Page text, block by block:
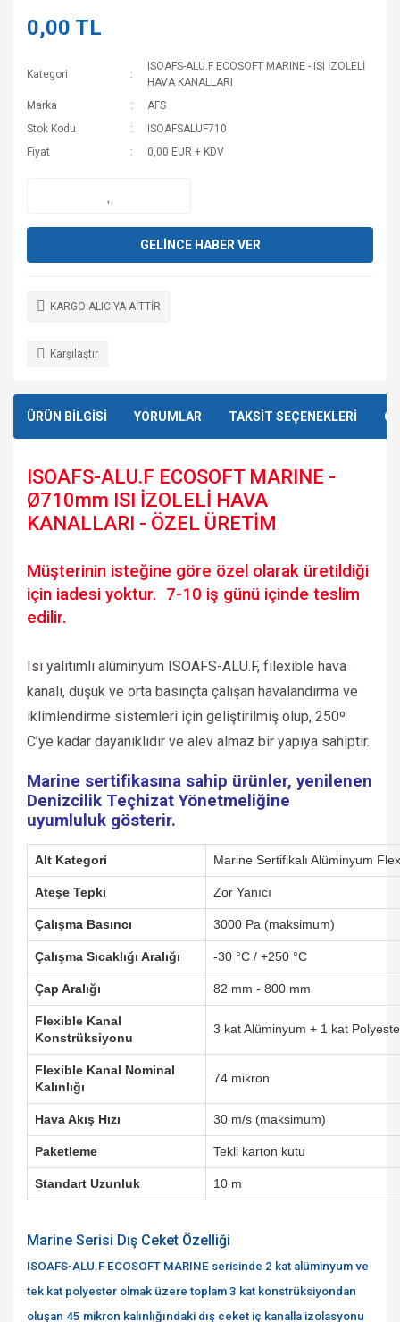
0,00 TL
Kategori
ISOAFS-ALU.F ECOSOFT MARINE - ISI İZOLELİ
HAVA KANALLARI
Marka
AFS
Stok Kodu
ISOAFSALUF710
Fiyat
0,00 EUR + KDV
GELİNCE HABER VER
KARGO ALICIYA AİTTİR
Karşılaştır
ÜRÜN BİLGİSİ YORUMLAR TAKSİT SEÇENEKLERİ
ISOAFS-ALU.F ECOSOFT MARINE -
Ø710mm ISI İZOLELİ HAVA
KANALLARI - ÖZEL ÜRETİM
Müşterinin isteğine göre özel olarak üretildiği
için iadesi yoktur. 7-10 iş günü içinde teslim
edilir.
Isı yalıtımlı alüminyum ISOAFS-ALU.F, filexible hava
kanalı, düşük ve orta basınçta çalışan havalandırma ve
iklimlendirme sistemleri için geliştirilmiş olup, 250º
C’ye kadar dayanıklıdır ve alev almaz bir yapıya sahiptir.
Marine sertifikasına sahip ürünler, yenilenen
Denizcilik Teçhizat Yönetmeliğine
uyumluluk gösterir.
Alt Kategori Marine Sertifikalı Alüminyum
Ateşe Tepki Zor Yanıcı
Çalışma Basıncı 3000 Pa (maksimum)
Çalışma Sıcaklığı Aralığı -30 °C / +250 °C
Çap Aralığı 82 mm - 800 mm
Flexible Kanal
Konstrüksiyonu
3 kat Alüminyum + 1 kat
Flexible Kanal Nominal
Kalınlığı
74 mikron
Hava Akış Hızı 30 m/s (maksimum)
Paketleme Tekli karton kutu
Standart Uzunluk 10 m
Marine Serisi Dış Ceket Özelliği
ISOAFS-ALU.F ECOSOFT MARINE serisinde 2 kat alüminyum ve
tek kat polyester olmak üzere toplam 3 kat konstrüksiyondan
oluşan 45 mikron kalınlığındaki dış ceket iç kanalla izolasyonu